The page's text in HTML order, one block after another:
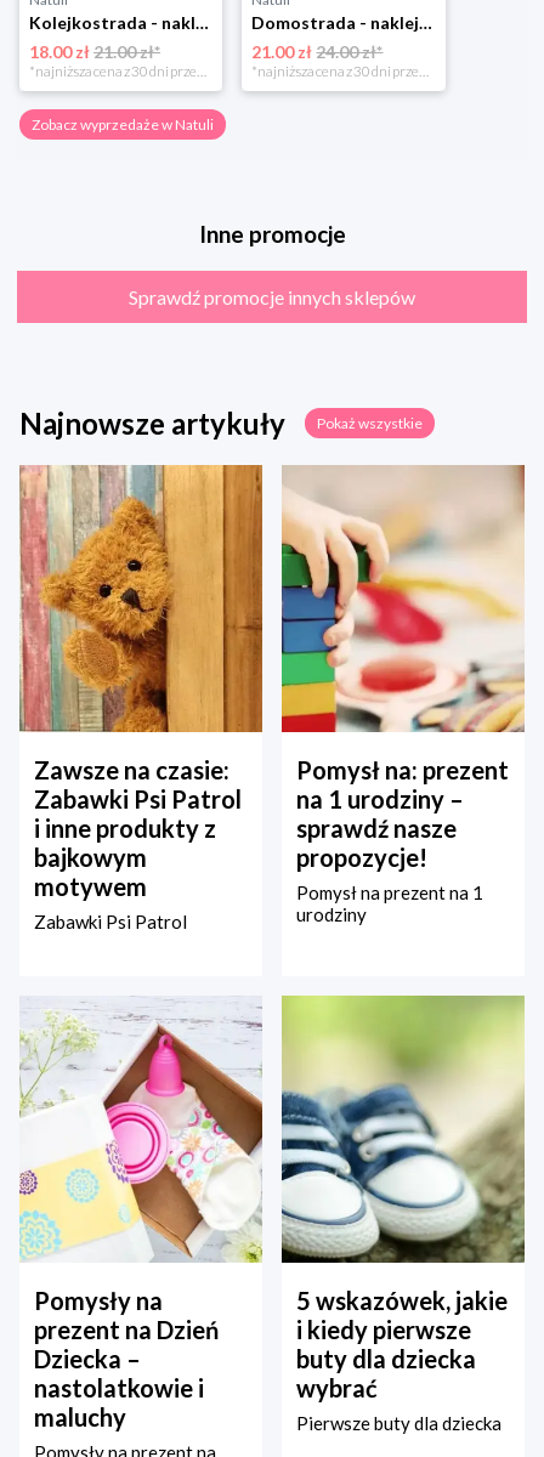
Kolejkostrada - naklejaj tory Zuzutoys
18.00 zł21.00 zł*
*najniższa cena z 30 dni przed obniżką
Domostrada - naklejaj ulice Zuzutoys
21.00 zł 24.00 zł*
*najniższa cena z 30 dni przed obniżką
Zobacz wyprzedaże w Natuli
Inne promocje
Sprawdź promocje innych sklepów
Najnowsze artykuły Pokaż wszystkie
Zawsze na czasie:
Zabawki Psi Patrol
i inne produkty z
bajkowym
motywem
Zabawki Psi Patrol
Pomysł na: prezent
na 1 urodziny –
sprawdź nasze
propozycje!
Pomysł na prezent na 1
urodziny
Pomysły na
prezent na Dzień
Dziecka –
nastolatkowie i
maluchy
Pomysły na prezent na
5 wskazówek, jakie
i kiedy pierwsze
buty dla dziecka
wybrać
Pierwsze buty dla dziecka